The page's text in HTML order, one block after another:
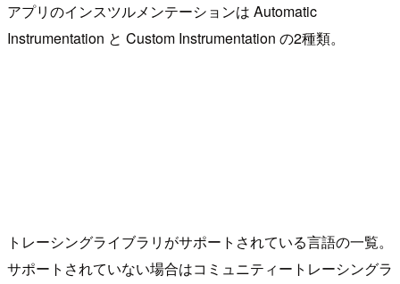
アプリのインスツルメンテーションは Automatic
Instrumentation と Custom Instrumentation の2種類。
トレーシングライブラリがサポートされている言語の一覧。
サポートされていない場合はコミュニティートレーシングラ